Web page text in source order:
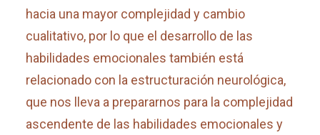
hacia una mayor complejidad y cambio
cualitativo, por lo que el desarrollo de las
habilidades emocionales también está
relacionado con la estructuración neurológica,
que nos lleva a prepararnos para la complejidad
ascendente de las habilidades emocionales y